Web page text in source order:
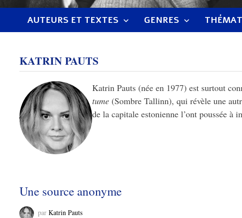
AUTEURS ET TEXTES GENRES
KATRIN PAUTS
Katrin Pauts (née en 1977) est surtout
tume (Sombre Tallinn), qui révèle une
de la capitale estonienne l’ont poussée à
Une source anonyme
parKatrin Pauts